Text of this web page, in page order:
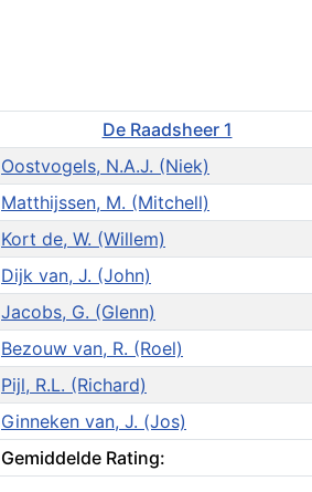
De Raadsheer 1
Oostvogels, N.A.J. (Niek)
Matthijssen, M. (Mitchell)
Kort de, W. (Willem)
Dijk van, J. (John)
Jacobs, G. (Glenn)
Bezouw van, R. (Roel)
Pijl, R.L. (Richard)
Ginneken van, J. (Jos)
Gemiddelde Rating: